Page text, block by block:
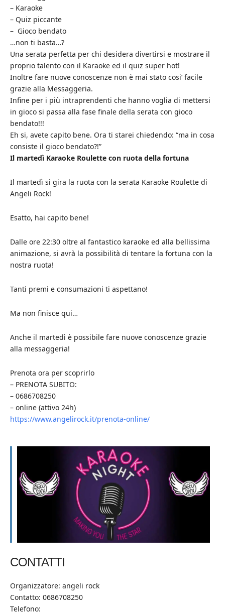
– Karaoke
– Quiz piccante
– Gioco bendato
…non ti basta…?
Una serata perfetta per chi desidera divertirsi e mostrare il
proprio talento con il Karaoke ed il quiz super hot!
Inoltre fare nuove conoscenze non è mai stato cosi’ facile
grazie alla Messaggeria.
Infine per i più intraprendenti che hanno voglia di mettersi
in gioco si passa alla fase finale della serata con gioco
bendato!!!
Eh si, avete capito bene. Ora ti starei chiedendo: “ma in cosa
consiste il gioco bendato?!”
Il martedì Karaoke Roulette con ruota della fortuna
Il martedì si gira la ruota con la serata Karaoke Roulette di
Angeli Rock!
Esatto, hai capito bene!
Dalle ore 22:30 oltre al fantastico karaoke ed alla bellissima
animazione, si avrà la possibilità di tentare la fortuna con la
nostra ruota!
Tanti premi e consumazioni ti aspettano!
Ma non finisce qui…
Anche il martedì è possibile fare nuove conoscenze grazie
alla messaggeria!
Prenota ora per scoprirlo
– PRENOTA SUBITO:
– 0686708250
– online (attivo 24h)
https://www.angelirock.it/prenota-online/
CONTATTI
Organizzatore: angeli rock
Contatto: 0686708250
Telefono: